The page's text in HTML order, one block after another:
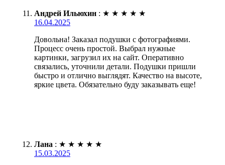
Андрей Ильюхин : ★ ★ ★ ★ ★
16.04.2025
Довольна! Заказал подушки с фотографиями.
Процесс очень простой. Выбрал нужные
картинки, загрузил их на сайт. Оперативно
связались, уточнили детали. Подушки пришли
быстро и отлично выглядят. Качество на высоте,
яркие цвета. Обязательно буду заказывать еще!
Лана : ★ ★ ★ ★ ★
15.03.2025